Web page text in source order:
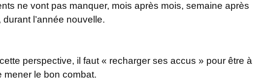
ne vont pas manquer, mois après mois, semaine après
l’année nouvelle.
perspective, il faut « recharger ses accus » pour être à
mener le bon combat.